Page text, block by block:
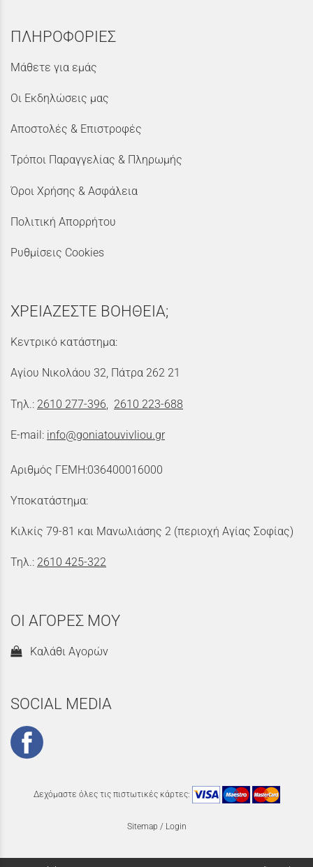
ΠΛΗΡΟΦΟΡΙΕΣ
Μάθετε για εμάς
Οι Εκδηλώσεις μας
Αποστολές & Επιστροφές
Τρόποι Παραγγελίας & Πληρωμής
Όροι Χρήσης & Ασφάλεια
Πολιτική Απορρήτου
Ρυθμίσεις Cookies
ΧΡΕΙΑΖΕΣΤΕ ΒΟΗΘΕΙΑ;
Κεντρικό κατάστημα:
Αγίου Νικολάου 32, Πάτρα 262 21
Τηλ.: 2610 277-396 2610 223-688
E-mail: info@goniatouvivliou.gr
Αριθμός ΓΕΜΗ:036400016000
Υποκατάστημα:
Κιλκίς 79-81 και Μανωλιάσης 2 (περιοχή Αγίας Σοφίας)
Τηλ.: 2610 425-322
ΟΙ ΑΓΟΡΕΣ ΜΟΥ
Καλάθι Αγορών
SOCIAL MEDIA
Δεχόμαστε όλες τις πιστωτικές κάρτες:
Sitemap / Login